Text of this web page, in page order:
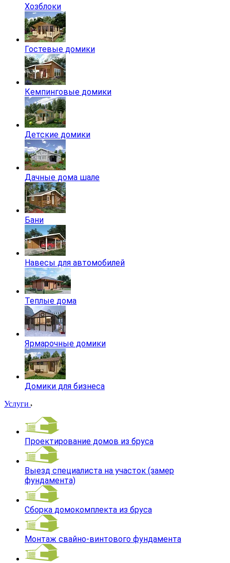
Хозблоки
Гостевые домики
Кемпинговые домики
Детские домики
Дачные дома шале
Бани
Навесы для автомобилей
Теплые дома
Ярмарочные домики
Домики для бизнеса
Услуги
Проектирование домов из бруса
Выезд специалиста на участок (замер
фундамента)
Сборка домокомплекта из бруса
Монтаж свайно-винтового фундамента